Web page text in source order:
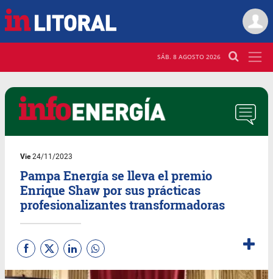
SÁB. 8 AGOSTO 2026
Vie24/11/2023
Pampa Energía se lleva el premio
Enrique Shaw por sus prácticas
profesionalizantes transformadoras